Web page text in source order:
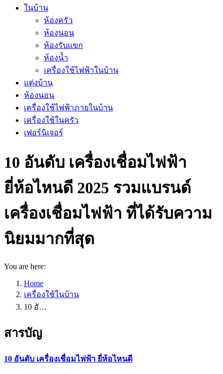
ในบ้าน
ห้องครัว
ห้องนอน
ห้องรับแขก
ห้องน้ำ
เครื่องใช้ไฟฟ้าในบ้าน
แต่งบ้าน
ห้องนอน
เครื่องใช้ไฟฟ้าภายในบ้าน
เครื่องใช้ในครัว
เฟอร์นิเจอร์
10 อันดับ เครื่องเชื่อมไฟฟ้า
ยี่ห้อไหนดี 2025 รวมแบรนด์
เครื่องเชื่อมไฟฟ้า ที่ได้รับความ
นิยมมากที่สุด
You are here:
Home
เครื่องใช้ในบ้าน
10 อั…
สารบัญ
10 อันดับ เครื่องเชื่อมไฟฟ้า ยี่ห้อไหนดี